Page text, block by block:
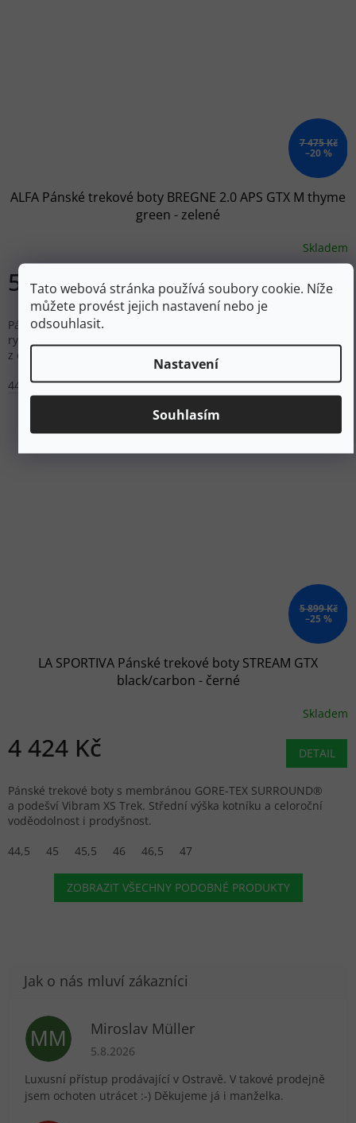
Tato webová stránka používá soubory cookie. Níže
můžete provést jejich nastavení nebo je
odsouhlasit.
Nastavení
Souhlasím
7 475 Kč
–20 %
ALFA Pánské trekové boty BREGNE 2.0 APS GTX M thyme
green - zelené
Skladem
5 980 Kč DETAIL
Pánské trekové boty s membránou GORE-TEX a inovativním
rychlošněrovacím systémem pro lehkou turistiku. Svršek
z odolné syntetiky s Dyneema® vlákny.
44
46
5 899 Kč
–25 %
LA SPORTIVA Pánské trekové boty STREAM GTX
black/carbon - černé
Skladem
4 424 Kč DETAIL
Pánské trekové boty s membránou GORE-TEX SURROUND®
a podešví Vibram XS Trek. Střední výška kotníku a celoroční
voděodolnost i prodyšnost.
44,5
45 45,5 46 46,5 47
ZOBRAZIT VŠECHNY PODOBNÉ PRODUKTY
MM Miroslav Müller
Hodnocení obchodu je 5 z 5 hvězdiček.
5.8.2026
Luxusní přístup prodávající v Ostravě. V takové prodejně
jsem ochoten utrácet :-) Děkujeme já i manželka.